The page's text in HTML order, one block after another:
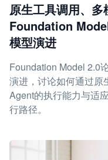
原生工具调用、多
Foundation
模型演进
Foundation Model 2.0
演进，讨论如何通过原
Agent的执行能力与适
行路径。